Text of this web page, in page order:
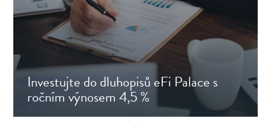
Investujte do dluhopisů eFi Palace s
ročním výnosem 4,5 %